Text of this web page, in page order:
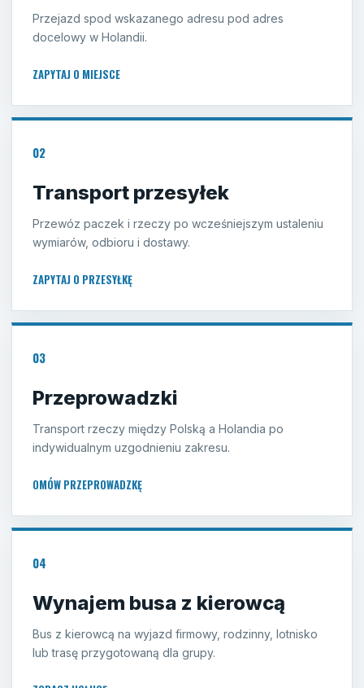
Przejazd spod wskazanego adresu pod adres
docelowy w Holandii.
ZAPYTAJ O MIEJSCE
02
Transport przesyłek
Przewóz paczek i rzeczy po wcześniejszym ustaleniu
wymiarów, odbioru i dostawy.
ZAPYTAJ O PRZESYŁKĘ
03
Przeprowadzki
Transport rzeczy między Polską a Holandia po
indywidualnym uzgodnieniu zakresu.
OMÓW PRZEPROWADZKĘ
04
Wynajem busa z kierowcą
Bus z kierowcą na wyjazd firmowy, rodzinny, lotnisko
lub trasę przygotowaną dla grupy.